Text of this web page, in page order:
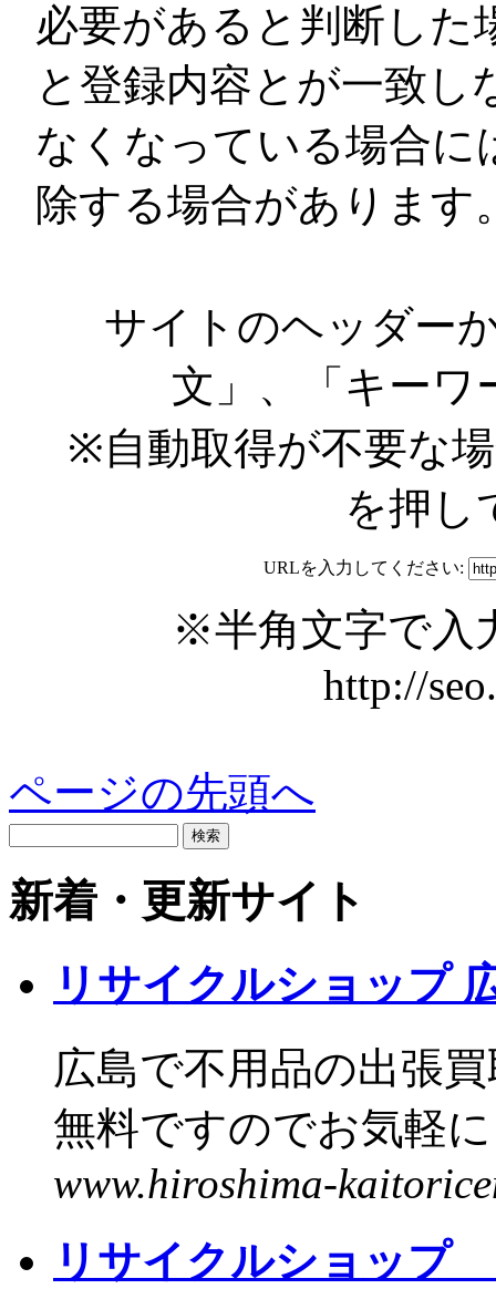
必要があると判断し
と登録内容とが一致し
なくなっている場合に
除する場合があります
サイトのヘッダー
文」、「キーワ
※自動取得が不要な
を押し
URLを入力してください:
※半角文字で入
http://
ページの先頭へ
新着・更新サイト
リサイクルショップ
広島で不用品の出張
無料ですのでお気軽
www.hiroshima-
リサイクルショップ